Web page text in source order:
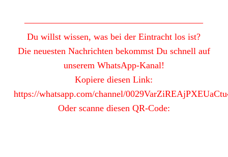
———————————————————–
Du willst wissen, was bei der Eintracht los ist?
Die neuesten Nachrichten bekommst Du schnell auf
unserem WhatsApp-Kanal!
Kopiere diesen Link:
https://whatsapp.com/channel/
Oder scanne diesen QR-Code: